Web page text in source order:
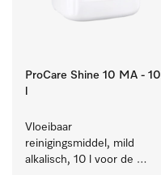
ProCare Shine 10 MA - 10
Vloeibaar
reinigingsmiddel, mild
alkalisch, 10 l voor de